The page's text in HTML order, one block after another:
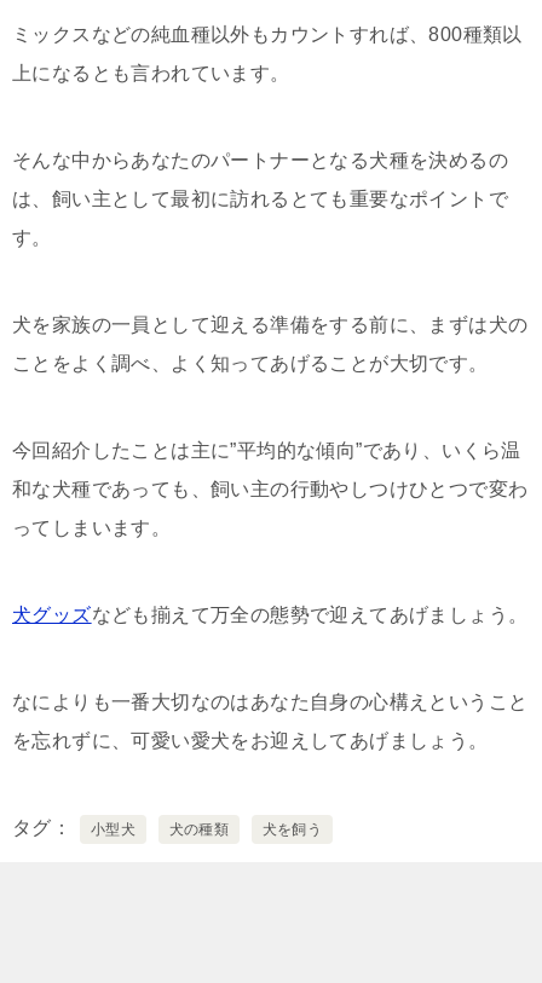
ミックスなどの純血種以外もカウントすれば、800種類以
上になるとも言われています。
そんな中からあなたのパートナーとなる犬種を決めるの
は、飼い主として最初に訪れるとても重要なポイントで
す。
犬を家族の一員として迎える準備をする前に、まずは犬の
ことをよく調べ、よく知ってあげることが大切です。
今回紹介したことは主に”平均的な傾向”であり、いくら温
和な犬種であっても、飼い主の行動やしつけひとつで変わ
ってしまいます。
犬グッズなども揃えて万全の態勢で迎えてあげましょう。
なによりも一番大切なのはあなた自身の心構えということ
を忘れずに、可愛い愛犬をお迎えしてあげましょう。
タグ 小型犬 犬の種類 犬を飼う